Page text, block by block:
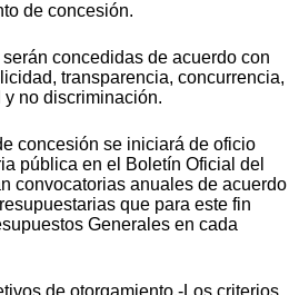
de concesión.
concedidas de acuerdo con
transparencia, concurrencia,
no discriminación.
concesión se iniciará de oficio
pública en el Boletín Oficial del
convocatorias anuales de acuerdo
que para este fin
Generales en cada